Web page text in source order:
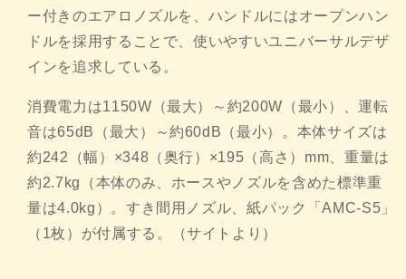
ー付きのエアロノズルを、 ハンドルにはオープンハン
ドルを採用することで、使いやすいユニバーサルデザ
インを追求している。
消費電力は1150W（最大）～約200W（最小）、運転
音は65dB（最大）～約60dB（最小）。 本体サイズは
約242（幅）×348（奥行）×195（高さ） mm、重量は
約2.7kg（本体のみ、 ホースやノズルを含めた標準重
量は4.0kg）。 すき間用ノズル、紙パック「AMC-S5」
（1枚）が付属する。
（サイトより）